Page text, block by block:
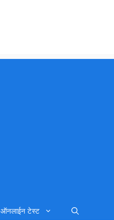
ऑनलाईन टेस्ट